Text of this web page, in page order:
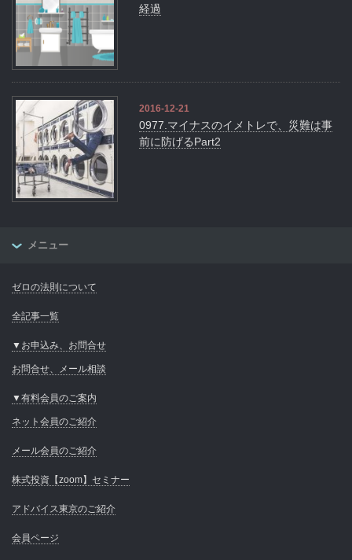
経過
2016-12-21
0977.マイナスのイメトレで、災難は事
前に防げるPart2
メニュー
ゼロの法則について
全記事一覧
▼お申込み、お問合せ
お問合せ、メール相談
▼有料会員のご案内
ネット会員のご紹介
メール会員のご紹介
株式投資【zoom】セミナー
アドバイス東京のご紹介
会員ページ